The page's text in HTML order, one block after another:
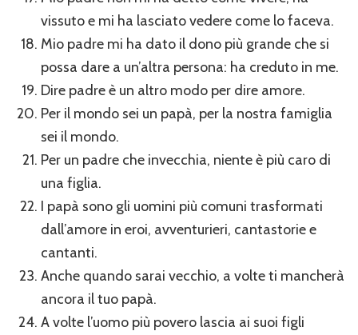
vissuto e mi ha lasciato vedere come lo faceva.
Mio padre mi ha dato il dono più grande che si
possa dare a un’altra persona: ha creduto in me.
Dire padre è un altro modo per dire amore.
Per il mondo sei un papà, per la nostra famiglia
sei il mondo.
Per un padre che invecchia, niente è più caro di
una figlia.
I papà sono gli uomini più comuni trasformati
dall’amore in eroi, avventurieri, cantastorie e
cantanti.
Anche quando sarai vecchio, a volte ti mancherà
ancora il tuo papà.
A volte l’uomo più povero lascia ai suoi figli